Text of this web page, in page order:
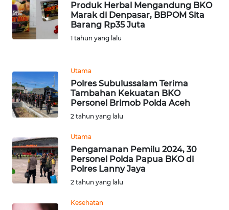
Produk Herbal Mengandung BKO
Marak di Denpasar, BBPOM Sita
Barang Rp35 Juta
1 tahun yang lalu
Utama
Polres Subulussalam Terima
Tambahan Kekuatan BKO
Personel Brimob Polda Aceh
2 tahun yang lalu
Utama
Pengamanan Pemilu 2024, 30
Personel Polda Papua BKO di
Polres Lanny Jaya
2 tahun yang lalu
Kesehatan
PEDOMAN
MEDIA
SIBER
KARIR
Wahana
News
Regional
SUMUT